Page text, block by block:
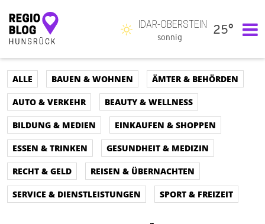
Hauptnavigation
IDAR-OBERSTEIN
sonnig
25°
ALLE BAUEN & WOHNEN
ÄMTER & BEHÖRDEN
AUTO & VERKEHR
BEAUTY & WELLNESS
BILDUNG & MEDIEN
EINKAUFEN & SHOPPEN
ESSEN & TRINKEN
GESUNDHEIT & MEDIZIN
RECHT & GELD
REISEN & ÜBERNACHTEN
SERVICE & DIENSTLEISTUNGEN
SPORT & FREIZEIT